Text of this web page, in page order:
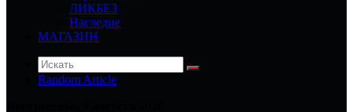
ЛИКБЕЗ
Наследие
МАГАЗИН
Random Article